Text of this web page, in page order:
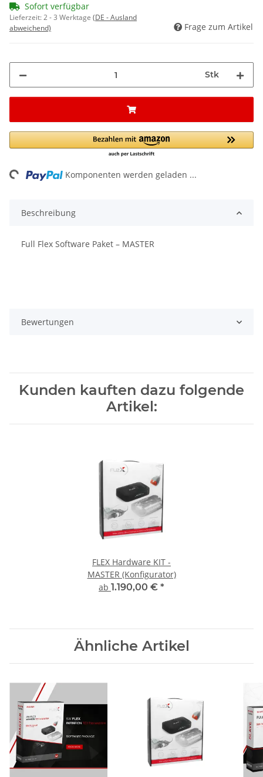
Sofort verfügbar
Lieferzeit:2 - 3 Werktage (DE - Ausland
abweichend)
Frage zum Artikel
Stk
Komponenten werden geladen ...
Beschreibung
Full Flex Software Paket – MASTER
Bewertungen
Kunden kauften dazu folgende
Artikel:
FLEX Hardware KIT -
MASTER (Konfigurator)
ab 1.190,00 € *
Ähnliche Artikel